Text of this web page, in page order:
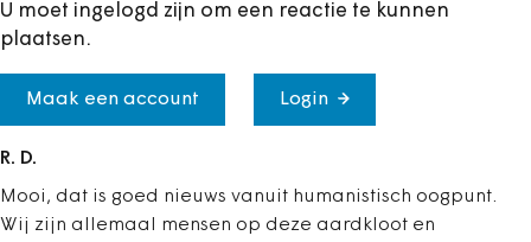
U moet ingelogd zijn om een reactie te kunnen
plaatsen.
Maak een account Login
R. D.
Mooi, dat is goed nieuws vanuit humanistisch oogpunt.
Wij zijn allemaal mensen op deze aardkloot en